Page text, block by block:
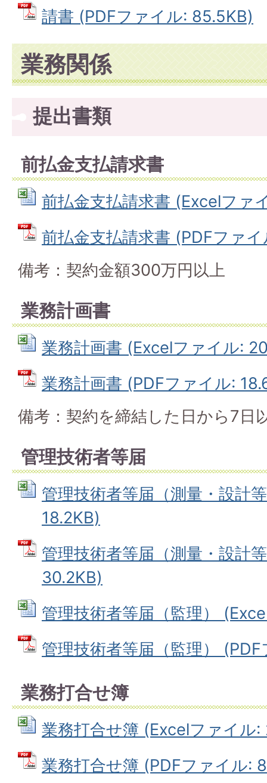
請書 (PDFファイル: 85.5KB)
業務関係
提出書類
前払金支払請求書
前払金支払請求書 (Excelファ
前払金支払請求書 (PDFファ
備考：契約金額300万円以上
業務計画書
業務計画書 (Excelファイル:
業務計画書 (PDFファイル:
備考：契約を締結した日から7日
管理技術者等届
管理技術者等届（測量・設計
18.2KB)
管理技術者等届（測量・設計
30.2KB)
管理技術者等届（監理）
管理技術者等届（監理）
業務打合せ簿
業務打合せ簿 (Excelファイル:
業務打合せ簿 (PDFファイル: